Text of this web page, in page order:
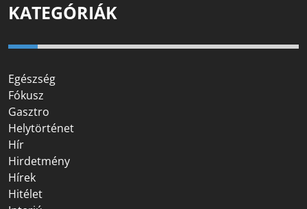
KATEGÓRIÁK
Egészség
Fókusz
Gasztro
Helytörténet
Hír
Hirdetmény
Hírek
Hitélet